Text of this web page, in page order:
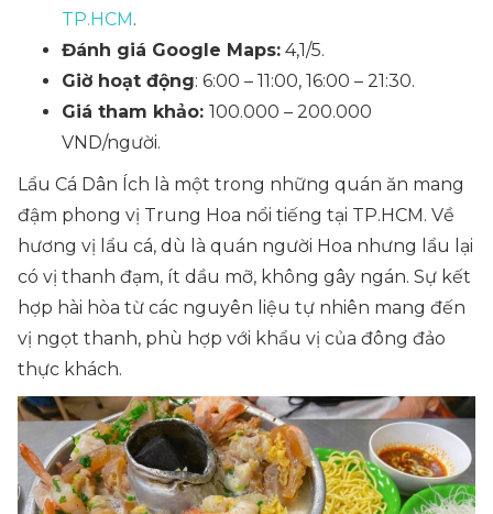
TP.HCM.
Đánh giá Google Maps: 4,1/5.
Giờ hoạt động: 6:00 – 11:00, 16:00 – 21:30.
Giá tham khảo: 100.000 – 200.000
VND/người.
Lẩu Cá Dân Ích là một trong những quán ăn mang
đậm phong vị Trung Hoa nổi tiếng tại TP.HCM. Về
hương vị lẩu cá, dù là quán người Hoa nhưng lẩu lại
có vị thanh đạm, ít dầu mỡ, không gây ngán. Sự kết
hợp hài hòa từ các nguyên liệu tự nhiên mang đến
vị ngọt thanh, phù hợp với khẩu vị của đông đảo
thực khách.